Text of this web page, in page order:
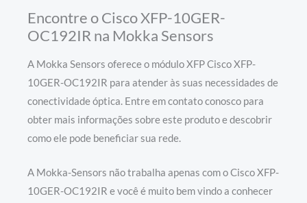
Encontre o Cisco XFP-10GER-
OC192IR na Mokka Sensors
A Mokka Sensors oferece o módulo XFP Cisco XFP-
10GER-OC192IR para atender às suas necessidades de
conectividade óptica. Entre em contato conosco para
obter mais informações sobre este produto e descobrir
como ele pode beneficiar sua rede.
A Mokka-Sensors não trabalha apenas com o Cisco XFP-
10GER-OC192IR e você é muito bem vindo a conhecer